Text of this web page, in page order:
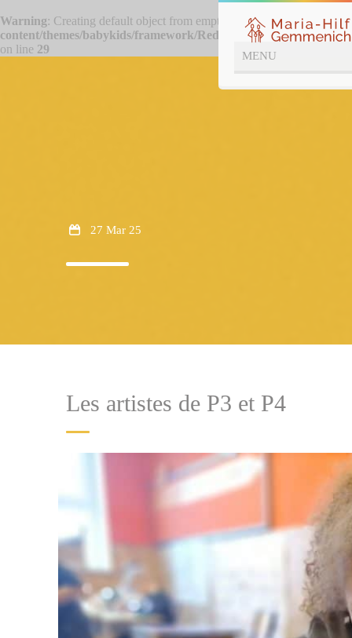
Warning: Creating default object from empty value in /htdocs/wp-
content/themes/babykids/framework/ReduxCore/inc/
on line 29
27 Mar 25
Les artistes de P3 et P4